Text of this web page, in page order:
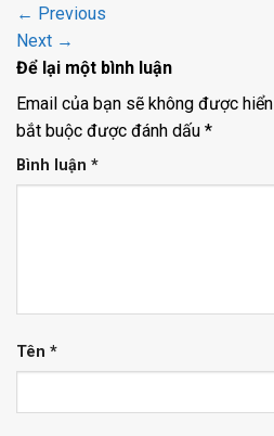
← Previous
Next →
Để lại một bình luận
Email của bạn sẽ không được
bắt buộc được đánh dấu *
Bình luận *
Tên *